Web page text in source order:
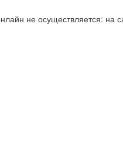
не осуществляется: на